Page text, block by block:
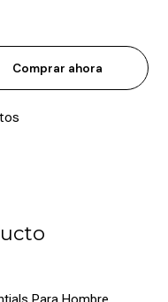
Comprar ahora